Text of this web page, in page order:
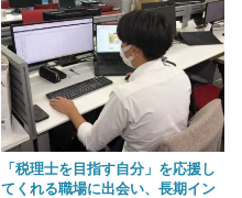
「税理士を目指す自分」を応援し
てくれる職場に出会い、長期イン